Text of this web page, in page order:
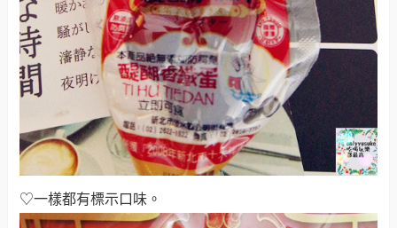
♡一樣都有標示口味 。